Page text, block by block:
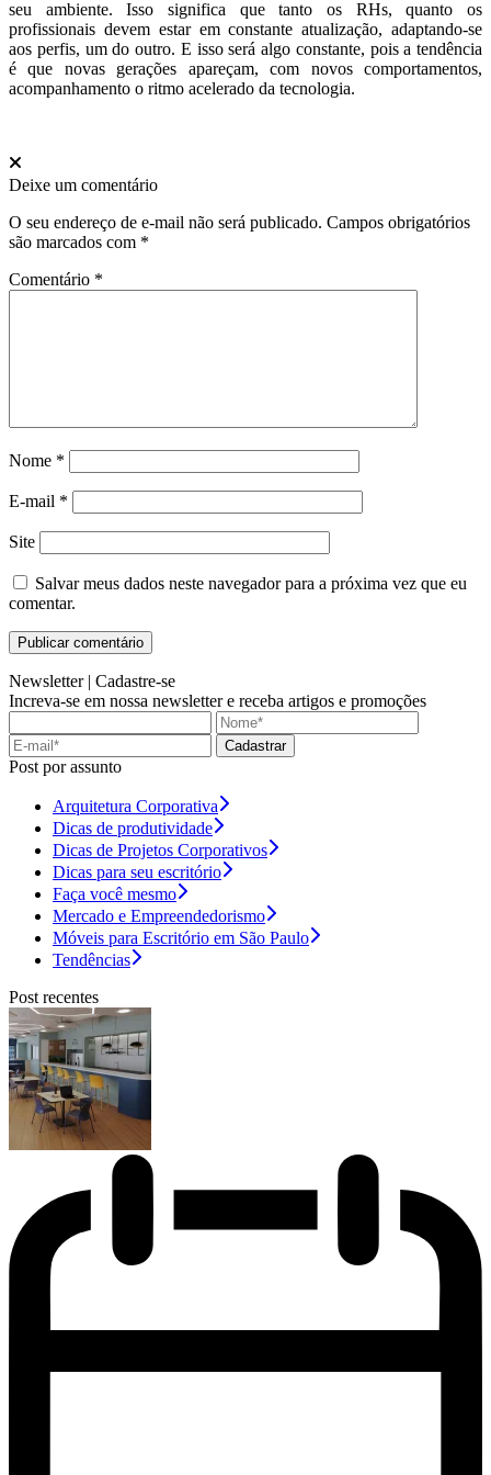
seu ambiente. Isso significa que tanto os RHs, quanto os
profissionais devem estar em constante atualização, adaptando-se
aos perfis, um do outro. E isso será algo constante, pois a tendência
é que novas gerações apareçam, com novos comportamentos,
acompanhamento o ritmo acelerado da tecnologia.
Deixe um comentário
O seu endereço de e-mail não será publicado. Campos obrigatórios
são marcados com *
Comentário *
Nome *
E-mail *
Site
Salvar meus dados neste navegador para a próxima vez que eu
comentar.
Newsletter | Cadastre-se
Increva-se em nossa newsletter e receba artigos e promoções
Cadastrar
Post por assunto
Arquitetura Corporativa
Dicas de produtividade
Dicas de Projetos Corporativos
Dicas para seu escritório
Faça você mesmo
Mercado e Empreendedorismo
Móveis para Escritório em São Paulo
Tendências
Post recentes